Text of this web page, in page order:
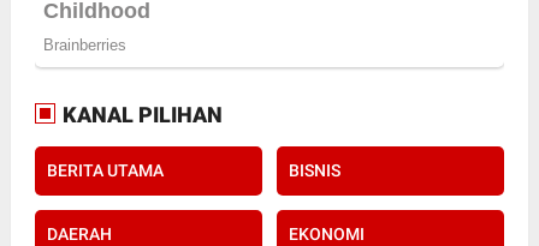
KANAL PILIHAN
BERITA UTAMA BISNIS
DAERAH EKONOMI